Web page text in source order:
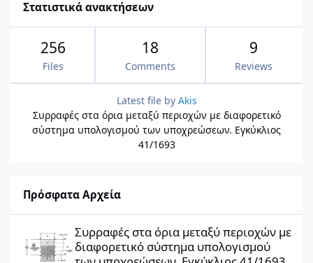
Στατιστικά ανακτήσεων
256
Files
18
Comments
9
Reviews
Latest file by Akis
Συρραφές στα όρια μεταξύ περιοχών με διαφορετικό
σύστημα υπολογισμού των υποχρεώσεων. Εγκύκλιος
41/1693
Πρόσφατα Αρχεία
Συρραφές στα όρια μεταξύ περιοχών με
διαφορετικό σύστημα υπολογισμού